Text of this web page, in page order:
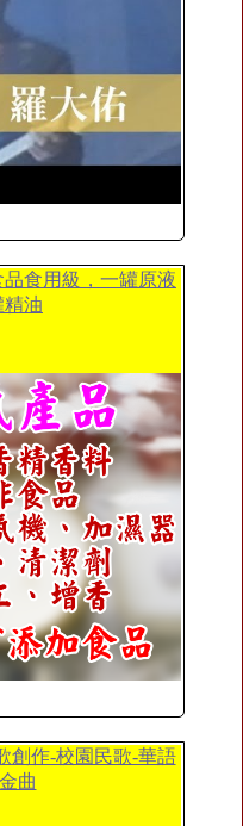
食用級，一罐原液
精油
創作-校園民歌-華語
曲